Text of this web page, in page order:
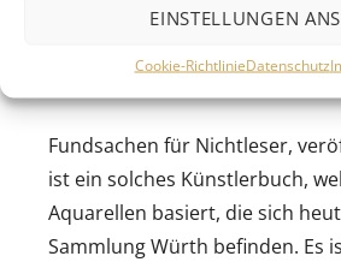
EINSTELLUNGEN
Cookie-RichtlinieDatenschutz
Künstlerbücher. In
weitgehend selbst.
Fundsachen für Nichtleser,
ist ein solches Künstlerbuch,
Aquarellen basiert, die sich
Sammlung Würth befinden. Es